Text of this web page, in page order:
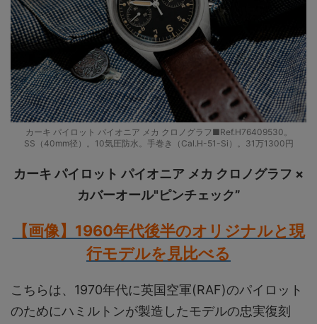
カーキ パイロット パイオニア メカ クロノグラフ■Ref.H76409530。
SS（40mm径）。10気圧防水。手巻き（Cal.H-51-Si）。31万1300円
カーキ パイロット パイオニア メカ クロノグラフ ×
カバーオール"ピンチェック”
【画像】1960年代後半のオリジナルと現
行モデルを見比べる
こちらは、1970年代に英国空軍(RAF)のパイロット
のためにハミルトンが製造したモデルの忠実復刻